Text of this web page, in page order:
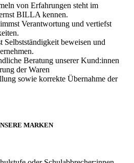
von Erfahrungen steht im
BILLA kennen.
Verantwortung und vertiefst
beweisen und
Beratung unserer Kund:innen
der Waren
sowie korrekte Übernahme der
MARKEN